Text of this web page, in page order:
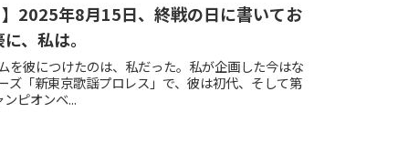
】2025年8月15日、終戦の日に書いてお
、私は。
を彼につけたのは、私だった。私が企画した今はな
「新東京歌謡プロレス」で、彼は初代、そして第
ピオンベ...